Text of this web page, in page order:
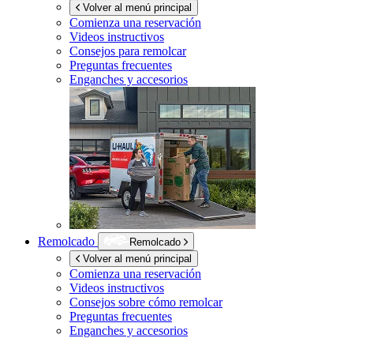
Volver al menú principal
Comienza una reservación
Videos instructivos
Consejos para remolcar
Preguntas frecuentes
Enganches y accesorios
Remolcado
Remolcado
Volver al menú principal
Comienza una reservación
Videos instructivos
Consejos sobre cómo remolcar
Preguntas frecuentes
Enganches y accesorios